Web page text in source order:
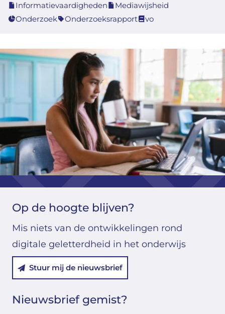
Informatievaardigheden
Mediawijsheid
Onderzoek
Onderzoeksrapport vo
Op de hoogte blijven?
Mis niets van de ontwikkelingen rond
digitale geletterdheid in het onderwijs
Stuur mij de nieuwsbrief
Nieuwsbrief gemist?